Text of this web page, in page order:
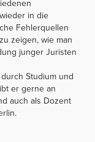
in die
Fehlerquellen
zeigen, wie man
junger Juristen
Studium und
er gerne an
auch als Dozent